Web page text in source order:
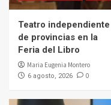
Teatro independiente
de provincias en la
Feria del Libro
Maria Eugenia Montero
6 agosto, 2026 0